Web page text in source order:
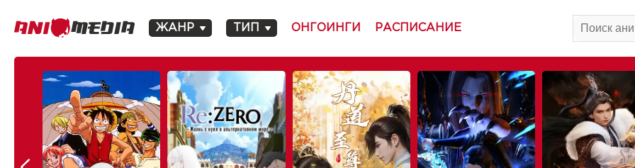
ЖАНР ТИП ОНГОИНГИ РАСПИСАНИЕ